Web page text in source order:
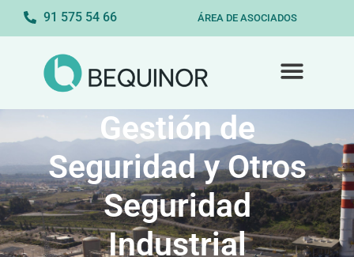
91 575 54 66 ÁREA DE ASOCIADOS
Gestión de
Seguridad y Otros
Seguridad
Industrial